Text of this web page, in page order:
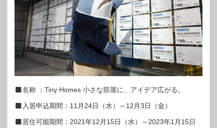
名称 ：Tiny Homes 小さな部屋に、アイデア広がる。
入居申込期間：11月24日（水）～12月3日（金）
居住可能期間：2021年12月15日（水）～2023年1月15日